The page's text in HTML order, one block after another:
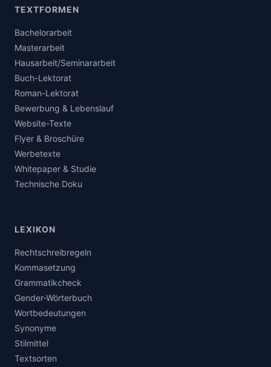
TEXTFORMEN
Bachelorarbeit
Masterarbeit
Hausarbeit/Seminararbeit
Buch-Lektorat
Roman-Lektorat
Bewerbung & Lebenslauf
Website-Texte
Flyer & Broschüre
Werbetexte
Whitepaper & Studie
Technische Doku
LEXIKON
Rechtschreibregeln
Kommasetzung
Grammatikcheck
Gender-Wörterbuch
Wortbedeutungen
Synonyme
Stilmittel
Textsorten